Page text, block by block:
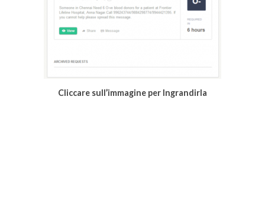
Cliccare sull’immagine per Ingrandirla